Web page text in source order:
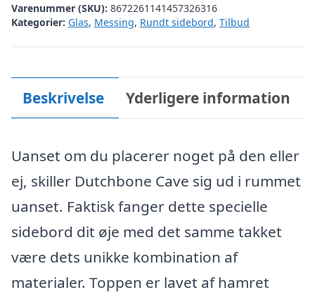
Varenummer (SKU): 8672261141457326316
Kategorier: Glas, Messing, Rundt sidebord, Tilbud
Beskrivelse Yderligere information
Uanset om du placerer noget på den eller
ej, skiller Dutchbone Cave sig ud i rummet
uanset. Faktisk fanger dette specielle
sidebord dit øje med det samme takket
være dets unikke kombination af
materialer. Toppen er lavet af hamret